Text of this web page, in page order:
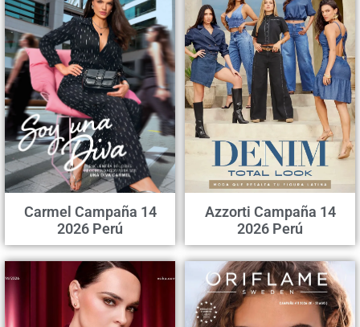
Carmel Campaña 14
2026 Perú
Azzorti Campaña 14
2026 Perú